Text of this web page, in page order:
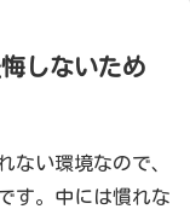
しないため
ない環境なので、
す。中には慣れな